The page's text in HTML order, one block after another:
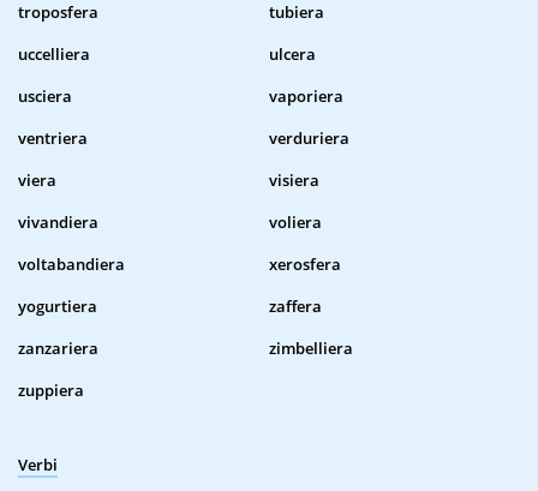
troposfera
tubiera
uccelliera
ulcera
usciera
vaporiera
ventriera
verduriera
viera
visiera
vivandiera
voliera
voltabandiera
xerosfera
yogurtiera
zaffera
zanzariera
zimbelliera
zuppiera
Verbi